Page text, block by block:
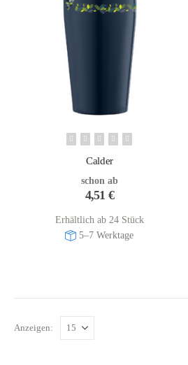
Calder
schon ab
4,51 €
Erhältlich ab 24 Stück
5–7 Werktage
Anzeigen: